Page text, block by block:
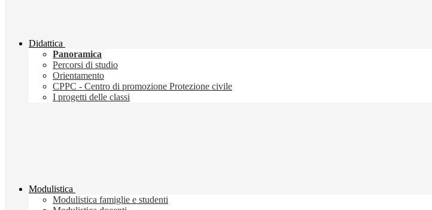
Didattica
Panoramica
Percorsi di studio
Orientamento
CPPC - Centro di promozione Protezione civile
I progetti delle classi
Modulistica
Modulistica famiglie e studenti